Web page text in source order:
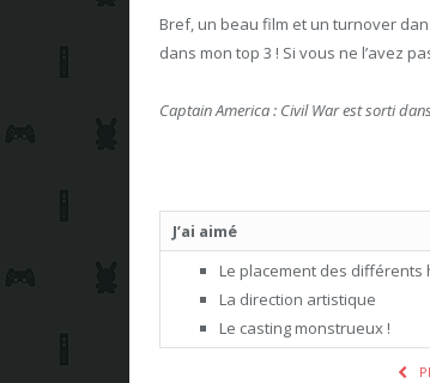
Bref, un beau film et un turnover
dans mon top 3 ! Si vous ne l’avez
Captain America : Civil War est sorti
J’ai aimé
Le placement des différents
La direction artistique
Le casting monstrueux !